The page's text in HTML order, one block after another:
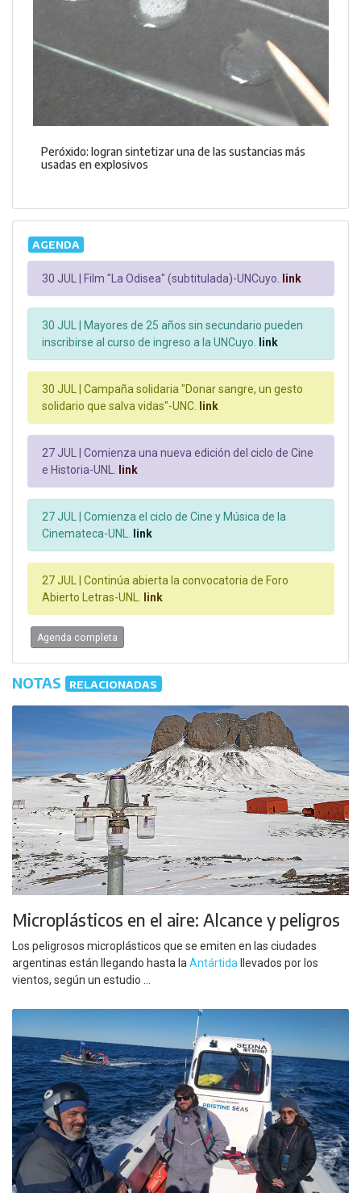
Peróxido: logran sintetizar una de las sustancias más
usadas en explosivos
AGENDA
30 JUL | Film "La Odisea" (subtitulada)-UNCuyo. link
30 JUL | Mayores de 25 años sin secundario pueden
inscribirse al curso de ingreso a la UNCuyo. link
30 JUL | Campaña solidaria "Donar sangre, un gesto
solidario que salva vidas"-UNC. link
27 JUL | Comienza una nueva edición del ciclo de Cine
e Historia-UNL.
link
27 JUL | Comienza el ciclo de Cine y Música de la
Cinemateca-UNL.
link
27 JUL | Continúa abierta la convocatoria de Foro
Abierto Letras-UNL.
link
Agenda completa
NOTAS RELACIONADAS
Microplásticos en el aire: Alcance y peligros
Los peligrosos microplásticos que se emiten en las ciudades
argentinas están llegando hasta la Antártida llevados por los
vientos, según un estudio ...